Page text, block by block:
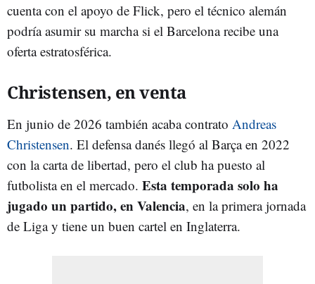
cuenta con el apoyo de Flick, pero el técnico alemán
podría asumir su marcha si el Barcelona recibe una
oferta estratosférica.
Christensen, en venta
En junio de 2026 también acaba contrato Andreas
Christensen. El defensa danés llegó al Barça en 2022
con la carta de libertad, pero el club ha puesto al
futbolista en el mercado. Esta temporada solo ha
jugado un partido, en Valencia, en la primera jornada
de Liga y tiene un buen cartel en Inglaterra.